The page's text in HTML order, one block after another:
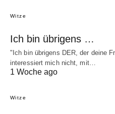
Witze
Ich bin übrigens …
"Ich bin übrigens DER, der deine
interessiert mich nicht, mit…
1 Woche ago
Witze